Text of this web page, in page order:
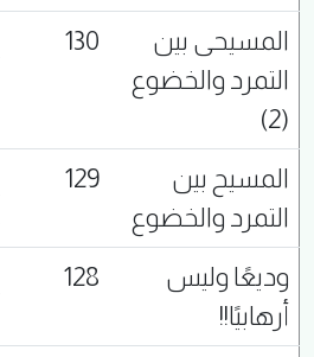
المسيحى بين
التمرد والخضوع
(2)
130
المسيح بين
التمرد والخضوع
129
وديعًا وليس
أرهابيًا!!
128